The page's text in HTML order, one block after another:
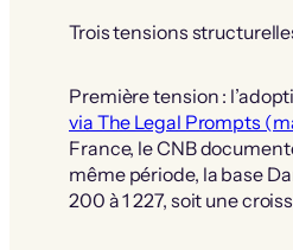
Trois tensions
Première tension :
via The Legal Prompts
France, le CNB
même période, la base
200 à 1 227, soit une